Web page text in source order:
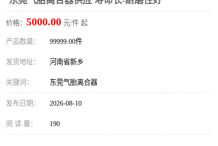
价格： 5000.00 元/件 起
产品数量： 99999.00件
发货地址： 河南省新乡
关键词： 东莞气胎离合器
发布日期： 2026-08-10
阅 读 量： 190